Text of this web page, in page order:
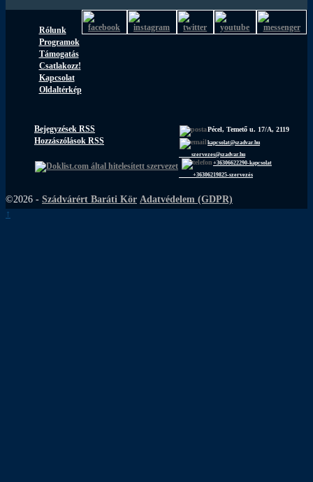
Rólunk
Programok
Támogatás
Csatlakozz!
Kapcsolat
Oldaltérkép
Bejegyzések RSS
Hozzászólások RSS
Pécel, Temető u. 17/A, 2119
kapcsolat@szadvar.hu
szervezes@szadvar.hu
+36306622290-kapcsolat
+36306219825-szervezés
©2026 - Szádvárért Baráti Kör Adatvédelem (GDPR)
↑